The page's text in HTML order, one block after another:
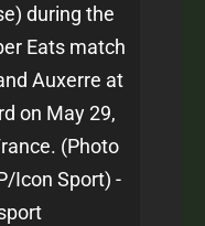
during the
Eats match
Auxerre at
on May 29,
(Photo
Icon Sport) -